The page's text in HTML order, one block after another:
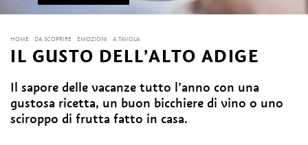
HOME DA SCOPRIRE EMOZIONI A TAVOLA
IL GUSTO DELL’ALTO ADIGE
Il sapore delle vacanze tutto l’anno con una
gustosa ricetta, un buon bicchiere di vino o uno
sciroppo di frutta fatto in casa.